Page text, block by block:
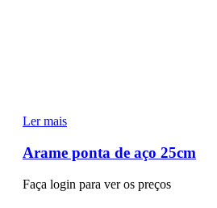
Ler mais
Arame ponta de aço 25cm
Faça login para ver os preços